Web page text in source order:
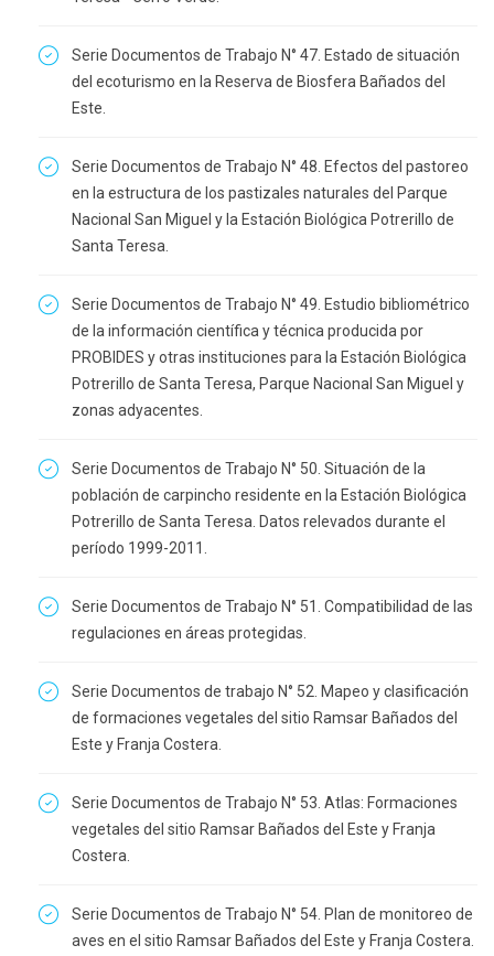
Serie Documentos de Trabajo N° 47. Estado de situación
del ecoturismo en la Reserva de Biosfera Bañados del
Este.
Serie Documentos de Trabajo N° 48. Efectos del pastoreo
en la estructura de los pastizales naturales del Parque
Nacional San Miguel y la Estación Biológica Potrerillo de
Santa Teresa.
Serie Documentos de Trabajo N° 49. Estudio bibliométrico
de la información científica y técnica producida por
PROBIDES y otras instituciones para la Estación Biológica
Potrerillo de Santa Teresa, Parque Nacional San Miguel y
zonas adyacentes.
Serie Documentos de Trabajo N° 50. Situación de la
población de carpincho residente en la Estación Biológica
Potrerillo de Santa Teresa. Datos relevados durante el
período 1999-2011.
Serie Documentos de Trabajo N° 51. Compatibilidad de las
regulaciones en áreas protegidas.
Serie Documentos de trabajo N° 52. Mapeo y clasificación
de formaciones vegetales del sitio Ramsar Bañados del
Este y Franja Costera.
Serie Documentos de Trabajo N° 53. Atlas: Formaciones
vegetales del sitio Ramsar Bañados del Este y Franja
Costera.
Serie Documentos de Trabajo N° 54. Plan de monitoreo de
aves en el sitio Ramsar Bañados del Este y Franja Costera.